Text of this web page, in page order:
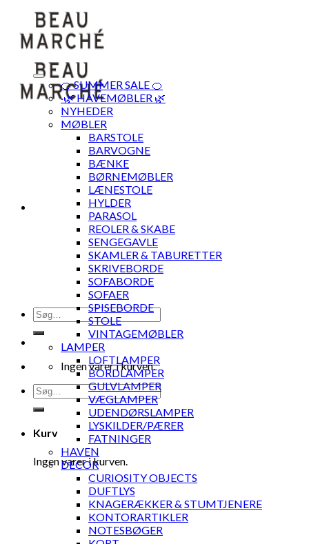
content
Søg
efter:
Ingen varer i kurven.
Søg
efter:
Kurv
Ingen varer i kurven.
🍊 SUMMER SALE 🍊
·🌿 HAVEMØBLER 🌿
NYHEDER
MØBLER
BARSTOLE
BARVOGNE
BÆNKE
BØRNEMØBLER
LÆNESTOLE
HYLDER
PARASOL
REOLER & SKABE
SENGEGAVLE
SKAMLER & TABURETTER
SKRIVEBORDE
SOFABORDE
SOFAER
SPISEBORDE
STOLE
VINTAGEMØBLER
LAMPER
LOFTLAMPER
BORDLAMPER
GULVLAMPER
VÆGLAMPER
UDENDØRSLAMPER
LYSKILDER/PÆRER
FATNINGER
HAVEN
DECOR
CURIOSITY OBJECTS
DUFTLYS
KNAGERÆKKER & STUMTJENERE
KONTORARTIKLER
NOTESBØGER